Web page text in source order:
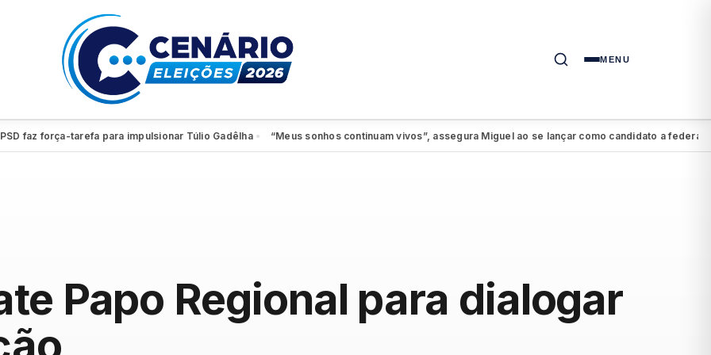
MENU
força-tarefa para impulsionar Túlio Gadêlha● “Meus sonhos continuam vivos”, assegura Miguel ao se lançar como candidato a federal●
Papo Regional para dialogar